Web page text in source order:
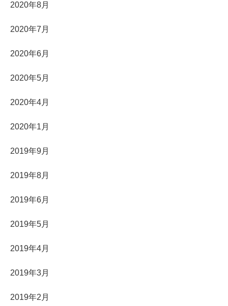
2020年8月
2020年7月
2020年6月
2020年5月
2020年4月
2020年1月
2019年9月
2019年8月
2019年6月
2019年5月
2019年4月
2019年3月
2019年2月